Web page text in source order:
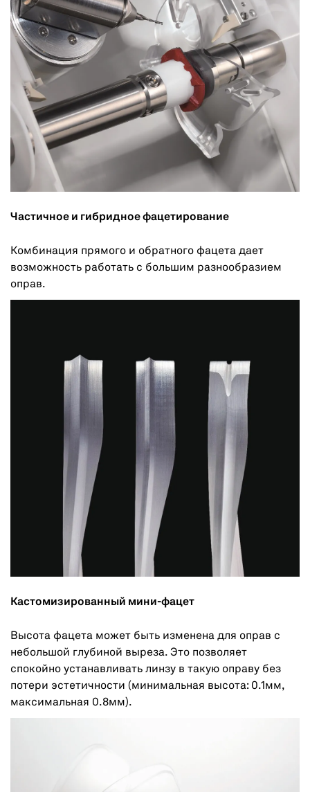
Частичное и гибридное фацетирование
Комбинация прямого и обратного фацета дает
возможность работать с большим разнообразием
оправ.
Кастомизированный мини-фацет
Высота фацета может быть изменена для оправ с
небольшой глубиной выреза. Это позволяет
спокойно устанавливать линзу в такую оправу без
потери эстетичности (минимальная высота: 0.1мм,
максимальная 0.8мм).